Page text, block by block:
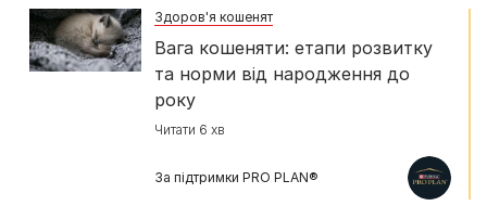
Здоров'я кошенят
Вага кошеняти: етапи розвитку
та норми від народження до
року
Читати 6 хв
За підтримки PRO PLAN®